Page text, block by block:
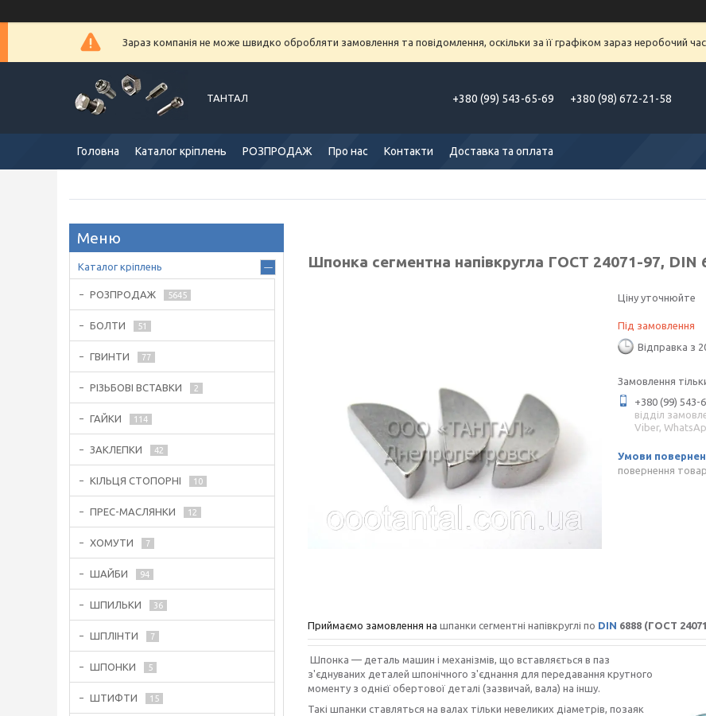
Зараз компанія не може швидко обробляти замовлення та повідомлення, оскільки за її графіком зараз неробочий
ТАНТАЛ +380 (99) 543-65-69 +380 (98) 672-21-58
Головна Каталог кріплень РОЗПРОДАЖ Про нас Контакти Доставка та оплата
Шпонка сегментна напівкругла ГОСТ 24071-97, DIN
Ціну уточнюйте
Під замовлення
Відправка з
Замовлення
+380 (99) 543-
відділ
Viber,
повернення
Приймаємо замовлення на шпанки сегментні напівкруглі по DIN 6888 (ГОСТ
Шпонка — деталь машин і механізмів, що вставляється в паз
з'єднуваних деталей шпонічного з'єднання для передавання крутного
моменту з однієї обертової деталі (зазвичай, вала) на іншу.
Такі шпанки ставляться на валах тільки невеликих діаметрів, позаяк
Каталог кріплень
РОЗПРОДАЖ 5645
БОЛТИ 51
ГВИНТИ 77
РІЗЬБОВІ ВСТАВКИ 2
ГАЙКИ 114
ЗАКЛЕПКИ 42
КІЛЬЦЯ СТОПОРНІ 10
ПРЕС-МАСЛЯНКИ 12
ХОМУТИ 7
ШАЙБИ 94
ШПИЛЬКИ 36
ШПЛІНТИ 7
ШПОНКИ 5
ШТИФТИ 15